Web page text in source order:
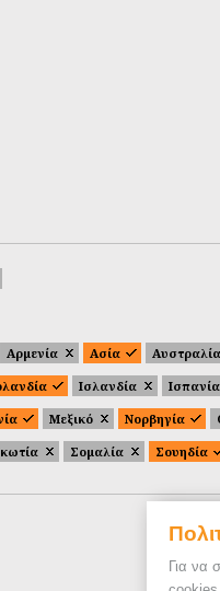
Για να
Αρμενία Ασία Αυστραλία
Ισλανδία Ισπανία
Μεξικό Νορβηγία
Σομαλία Σουηδία